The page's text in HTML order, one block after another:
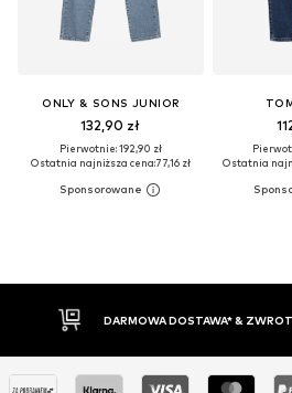
ONLY & SONS JUNIOR
132,90 zł
Pierwotnie: 192,90 zł
Ostatnia najniższa cena:77,16 zł
Ostatnia
30 DNI NA ZWROT TOWARU